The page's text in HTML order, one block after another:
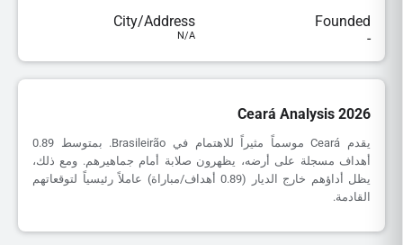
Founded
-
City/Address
N/A
Ceará Analysis 2026
يقدم Ceará موسماً مثيراً للاهتمام في Brasileirão. بمتوسط 0.89
أهداف مسجلة على أرضه، يظهرون صلابة أمام جماهيرهم. ومع ذلك،
يظل أداؤهم خارج الديار (0.89 أهداف/مباراة) عاملاً رئيسياً لتوقعاتهم
القادمة.